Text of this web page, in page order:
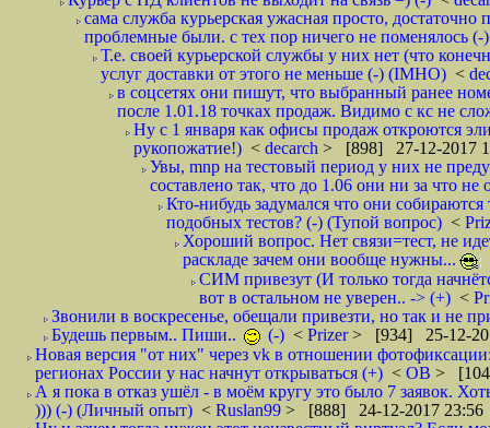
сама служба курьерская ужасная просто,
проблемные были. с тех пор ничего не поменялось (-)
Т.е. своей курьерской службы у них нет (что
услуг доставки от этого не меньше (-) (IMHO) <
в соцсетях они пишут, что выбранный ранее
после 1.01.18 точках продаж. Видимо с кс не
Ну с 1 января как офисы продаж откроются
рукопожатие!) < decarch > [898] 27-12-2017
Увы, mnp на тестовый период у них не
составлено так, что до 1.06 они ни за что не
Кто-нибудь задумался что они
подобных тестов? (-) (Тупой вопрос) <
Хороший вопрос. Нет связи=тест, не
раскладе зачем они вообще нужны...
СИМ привезут (И только тогда
вот в остальном не уверен.. -> (+) <
Звонили в воскресенье, обещали привезти, но так и не
Будешь первым.. Пиши..
(-) < Prizer> [934] 25-12-
Новая версия "от них" через vk в отношении
регионах России у нас начнут открываться (+) < ОВ >
А я пока в отказ ушёл - в моём кругу это было 7 заявок.
))) (-) (Личный опыт) < Ruslan99 > [888] 24-12-2017 23:56